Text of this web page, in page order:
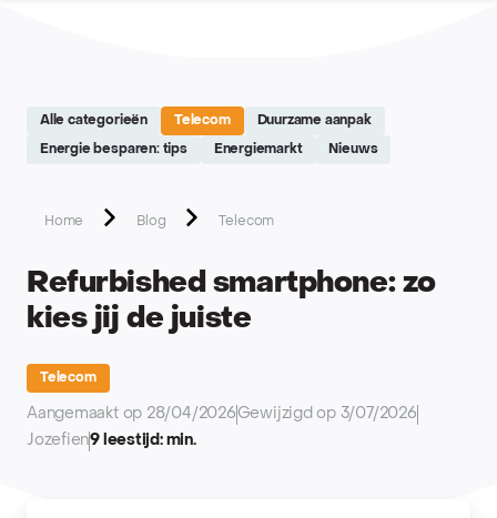
Alle categorieën Telecom Duurzame aanpak
Energie besparen: tips Energiemarkt Nieuws
Home Blog Telecom
Refurbished smartphone: zo
kies jij de juiste
Telecom
Aangemaakt op 28/04/2026Gewijzigd op 3/07/2026
Jozefien9 leestijd: min.